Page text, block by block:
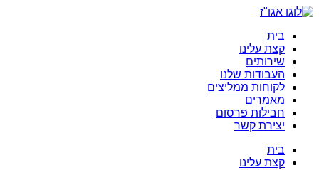
בית
קצת עלינו
שירותים
העבודות שלנו
לקוחות ממליצים
מאמרים
חבילות פרסום
יצירת קשר
בית
קצת עלינו